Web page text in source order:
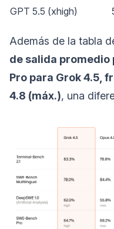
GPT 5.5 (xhigh)
Además de la tabla
de salida promedio
Pro para Grok 4.5,
4.8 (máx.), una